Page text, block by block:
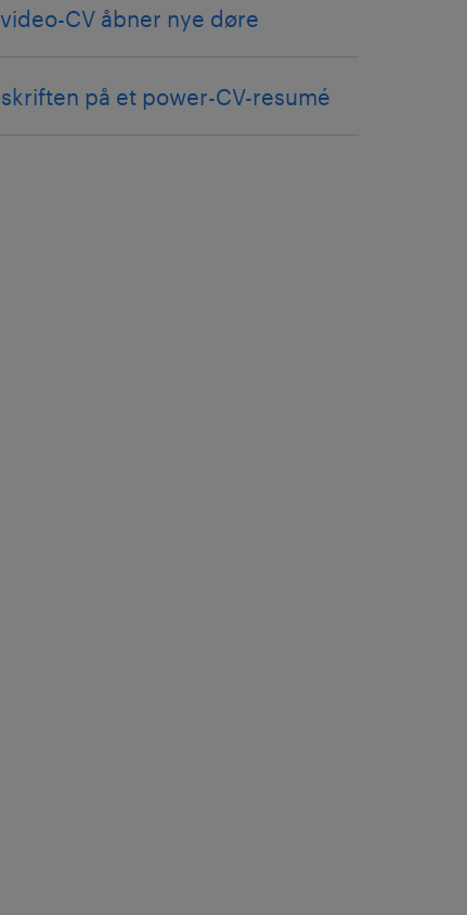
CV åbner nye døre
på et power-CV-resumé